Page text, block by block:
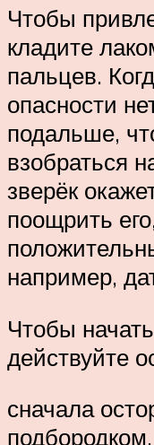
Чтобы
кладите
пальцев.
опасности
подальше,
взобраться
зверёк
поощрить
например,
Чтобы
действуйте
сначала